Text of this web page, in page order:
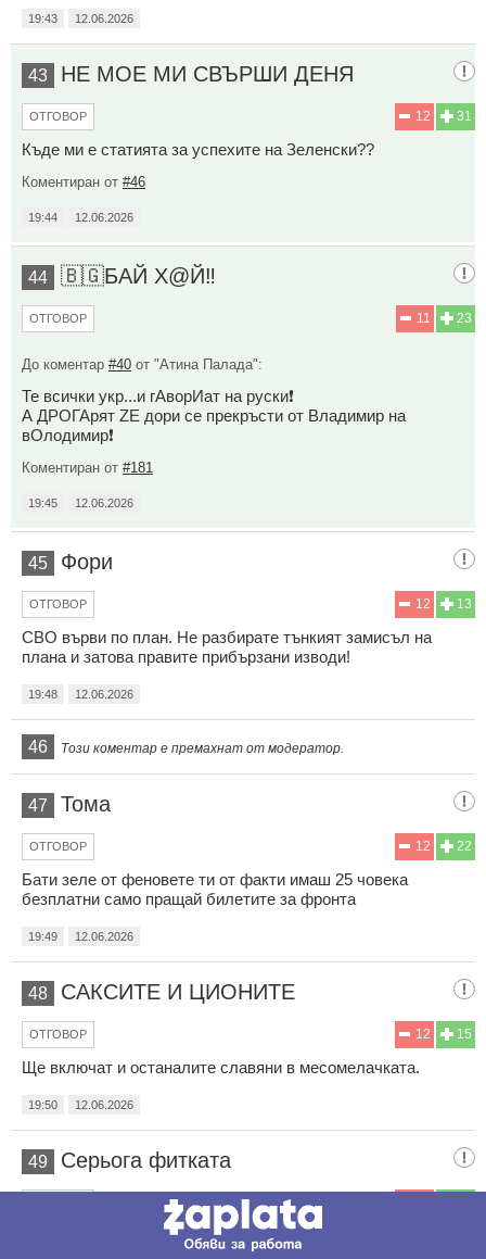
19:43 12.06.2026
43 НЕ МОЕ МИ СВЪРШИ ДЕНЯ
31
12
ОТГОВОР
Къде ми е статията за успехите на Зеленски??
Коментиран от #46
19:44 12.06.2026
44 🇧🇬БАЙ Х@Й‼️
23
11
ОТГОВОР
До коментар #40 от "Атина Палада":
Те всички укр...и гАворИат на руски❗
А ДРОГАрят ZE дори се прекръсти от Владимир на
вОлодимир❗
Коментиран от #181
19:45 12.06.2026
45 Фори
13
12
ОТГОВОР
СВО върви по план. Не разбирате тънкият замисъл на
плана и затова правите прибързани изводи!
19:48 12.06.2026
46 Този коментар е премахнат от модератор.
47 Тома
22
12
ОТГОВОР
Бати зеле от феновете ти от факти имаш 25 човека
безплатни само пращай билетите за фронта
19:49 12.06.2026
48 САКСИТЕ И ЦИОНИТЕ
15
12
ОТГОВОР
Ще включат и останалите славяни в месомелачката.
19:50 12.06.2026
49 Серьога фиткaта
Нормално е четири пъти по малобройна страна да има по
малка армия. Наемниците за всичките тези три дена са